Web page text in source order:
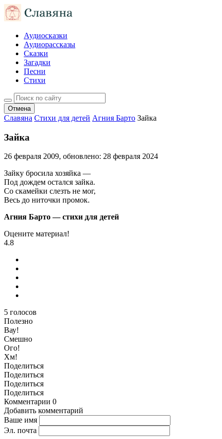
Аудиосказки
Аудиорассказы
Сказки
Загадки
Песни
Стихи
Отмена
Славяна Стихи для детей Агния Барто Зайка
Зайка
26 февраля 2009, обновлено: 28 февраля 2024
Зайку бросила хозяйка —
Под дождем остался зайка.
Со скамейки слезть не мог,
Весь до ниточки промок.
Агния Барто — стихи для детей
Оцените материал!
4.8
5 голосов
Полезно
Вау!
Смешно
Ого!
Хм!
Поделиться
Поделиться
Поделиться
Поделиться
Комментарии 0
Добавить комментарий
Ваше имя
Эл. почта